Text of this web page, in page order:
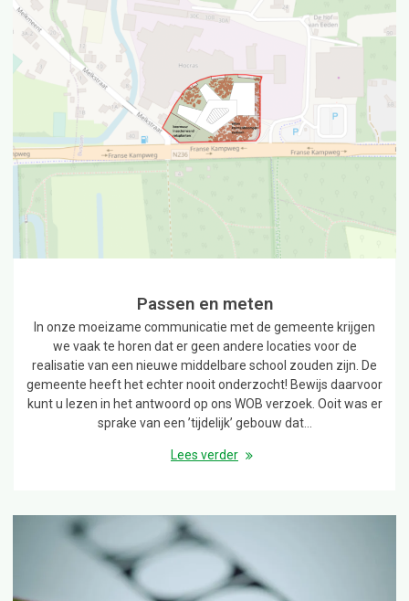
Passen en meten
In onze moeizame communicatie met de gemeente krijgen
we vaak te horen dat er geen andere locaties voor de
realisatie van een nieuwe middelbare school zouden zijn. De
gemeente heeft het echter nooit onderzocht! Bewijs daarvoor
kunt u lezen in het antwoord op ons WOB verzoek. Ooit was er
sprake van een ’tijdelijk’ gebouw dat…
Lees verder